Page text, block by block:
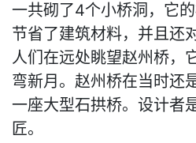
一共砌了4个小桥洞，它
节省了建筑材料，并且还
人们在远处眺望赵州桥，
弯新月。赵州桥在当时还
一座大型石拱桥。设计者
匠。